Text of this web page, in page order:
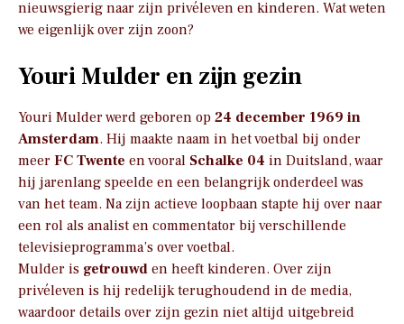
nieuwsgierig naar zijn privéleven en kinderen. Wat weten
we eigenlijk over zijn zoon?
Youri Mulder en zijn gezin
Youri Mulder werd geboren op 24 december 1969 in
Amsterdam. Hij maakte naam in het voetbal bij onder
meer FC Twente en vooral Schalke 04 in Duitsland, waar
hij jarenlang speelde en een belangrijk onderdeel was
van het team. Na zijn actieve loopbaan stapte hij over naar
een rol als analist en commentator bij verschillende
televisieprogramma’s over voetbal.
Mulder is getrouwd en heeft kinderen. Over zijn
privéleven is hij redelijk terughoudend in de media,
waardoor details over zijn gezin niet altijd uitgebreid